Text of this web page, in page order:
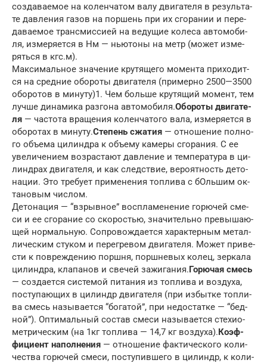
со­з­да­ва­е­мое на ко­лен­ча­том ва­лу дви­га­те­ля в ре­зуль­та­
те да­в­ле­ния га­зов на пор­шень при их сго­ра­нии и пе­ре­
да­ва­е­мое транс­мис­си­ей на ве­ду­щие ко­ле­са ав­то­мо­би­
ля, из­ме­ря­ет­ся в Нм — ньютоны на метр (мо­жет из­ме­
рять­ся в кгс.м).
Ма­к­си­маль­ное зна­че­ние кру­тя­ще­го мо­мен­та при­хо­дит­
ся на сред­ние обо­ро­ты дви­га­те­ля (при­мер­но 2500—3500
оборотов в минуту)1. Чем боль­ше кру­тя­щий мо­мент, тем
луч­ше ди­на­ми­ка раз­го­на ав­то­мо­би­ля.Обо­ро­ты дви­га­те­
ля — ча­с­то­та вра­ще­ния ко­лен­ча­то­го ва­ла, из­ме­ря­ет­ся в
оборотах в минуту.Сте­пень сжа­тия — от­но­ше­ние пол­но­
го объ­е­ма ци­лин­д­ра к объ­е­му ка­ме­ры сго­ра­ния. С ее
уве­ли­че­ни­ем воз­рас­та­ют да­в­ле­ние и тем­пе­ра­ту­ра в ци­
лин­д­рах дви­га­те­ля, и как след­ст­вие, ве­ро­ят­ность де­то­
нации. Это тре­бу­ет при­ме­не­ния то­п­ли­ва с бОль­шим ок­
та­но­вым чис­лом.
Де­то­на­ция — “взрыв­ное” вос­пла­ме­не­ние го­рю­чей сме­
си и ее сго­ра­ние со ско­ро­стью, зна­чи­тель­но пре­вы­ша­ю­
щей нор­маль­ную. Со­про­во­ж­да­ет­ся ха­ра­к­тер­ным ме­тал­
ли­че­ским сту­ком и пе­ре­гре­вом дви­га­те­ля. Мо­жет при­ве­
с­ти к по­вре­ж­де­нию порш­ня, порш­не­вых ко­лец, зер­ка­ла
ци­лин­д­ра, кла­па­нов и све­чей за­жи­га­ния.Го­рю­чая смесь
— со­з­да­ет­ся си­с­те­мой пи­та­ния из то­п­ли­ва и воз­ду­ха,
по­сту­па­ю­щих в ци­линдр дви­га­те­ля (при из­быт­ке то­п­ли­
ва смесь на­зы­ва­ет­ся “бо­га­той”, при не­до­с­тат­ке — “бед­
ной”). Оп­ти­маль­ный со­став сме­си на­зы­ва­ет­ся сте­хио­
мет­ри­че­ским (на 1кг то­п­ли­ва — 14,7 кг воз­ду­ха).Ко­эф­
фи­ци­ент на­пол­не­ния — от­но­ше­ние фа­к­ти­че­ско­го ко­ли­
че­ст­ва го­рю­чей сме­си, по­сту­пив­ше­го в ци­линдр, к ко­ли­